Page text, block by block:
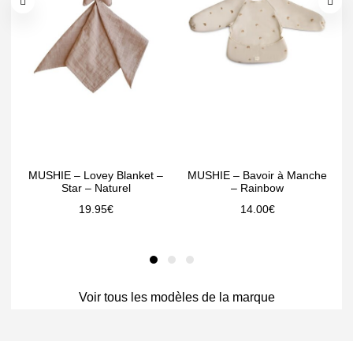
MUSHIE – Lovey Blanket –
Star – Naturel
19.95€
MUSHIE – Bavoir à Manche
– Rainbow
14.00€
Voir tous les modèles de la marque